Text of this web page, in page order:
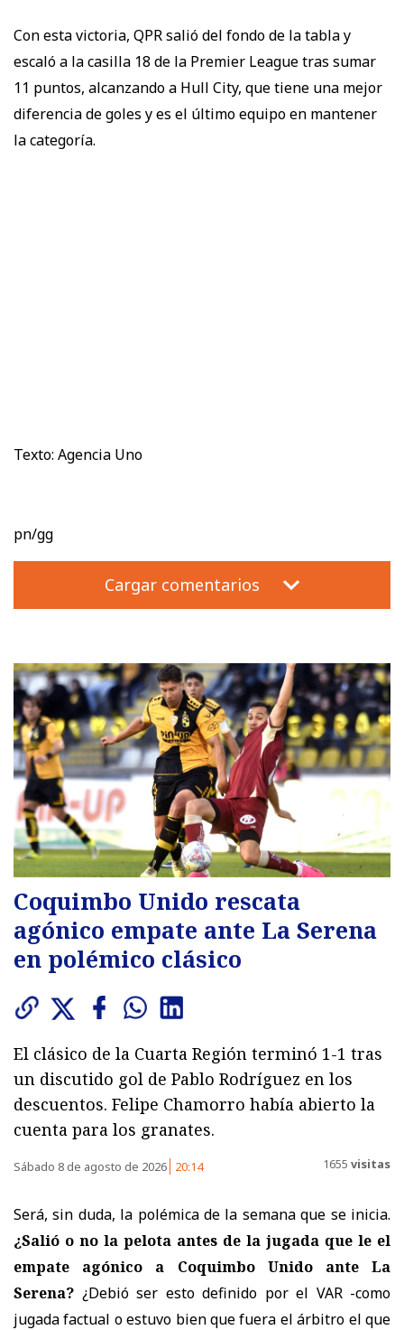
Con esta victoria, QPR salió del fondo de la tabla y
escaló a la casilla 18 de la Premier League tras sumar
11 puntos, alcanzando a Hull City, que tiene una mejor
diferencia de goles y es el último equipo en mantener
la categoría.
Texto: Agencia Uno
pn/gg
Cargar comentarios
Coquimbo Unido rescata
agónico empate ante La Serena
en polémico clásico
El clásico de la Cuarta Región terminó 1-1 tras
un discutido gol de Pablo Rodríguez en los
descuentos. Felipe Chamorro había abierto la
cuenta para los granates.
Sábado 8 de agosto de 2026 20:14 1655 visitas
Será, sin duda, la polémica de la semana que se inicia.
¿Salió o no la pelota antes de la jugada que le el
empate agónico a Coquimbo Unido ante La
Serena? ¿Debió ser esto definido por el VAR -como
jugada factual o estuvo bien que fuera el árbitro el que